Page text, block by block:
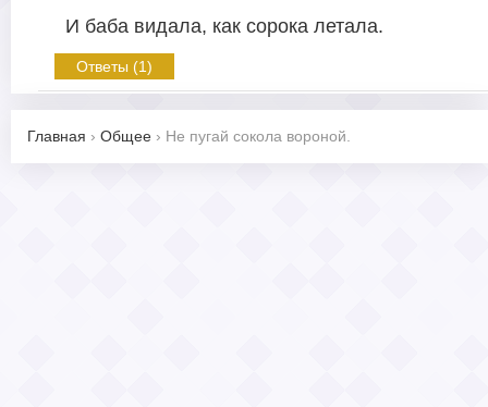
И баба видала, как сорока летала.
Ответы (1)
Главная › Общее › Не пугай сокола вороной.